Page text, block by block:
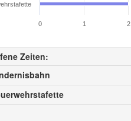
0 1 2
Zeiten: